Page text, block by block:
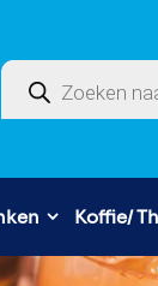
Producten zoeken
Koffie/